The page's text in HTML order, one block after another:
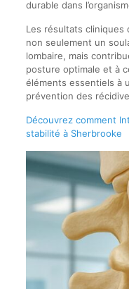
durable dans
Les résultats cliniques
non seulement un
lombaire, mais
posture optimale et à
éléments essentiels à
prévention des
Découvrez comment
stabilité à Sherbrooke